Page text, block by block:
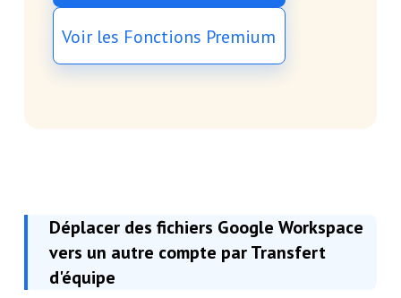
Voir les Fonctions Premium
Déplacer des fichiers Google Workspace
vers un autre compte par Transfert
d'équipe